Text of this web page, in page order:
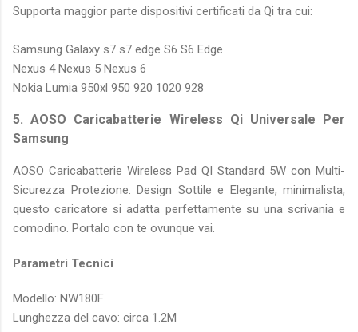
Supporta maggior parte dispositivi certificati da Qi tra cui:
Samsung Galaxy s7 s7 edge S6 S6 Edge
Nexus 4 Nexus 5 Nexus 6
Nokia Lumia 950xl 950 920 1020 928
5. AOSO Caricabatterie Wireless Qi Universale Per
Samsung
AOSO Caricabatterie Wireless Pad QI Standard 5W con Multi-
Sicurezza Protezione. Design Sottile e Elegante, minimalista,
questo caricatore si adatta perfettamente su una scrivania e
comodino. Portalo con te ovunque vai.
Parametri Tecnici
Modello: NW180F
Lunghezza del cavo: circa 1.2M